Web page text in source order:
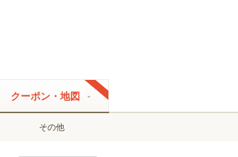
その他
クーポン・地図